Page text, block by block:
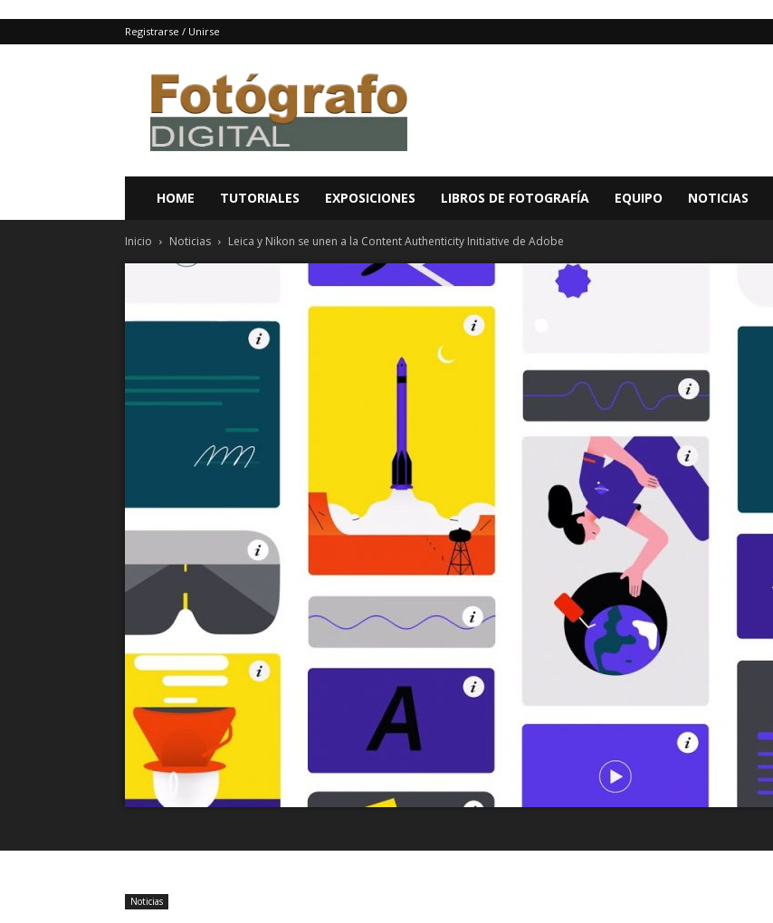
Registrarse / Unirse
Fotografo
digital
y
tutoriales
Photoshop
HOME TUTORIALES EXPOSICIONES LIBROS DE FOTOGRAFÍA EQUIPO NOTICIAS
Inicio Noticias Leica y Nikon se unen a la Content Authenticity Initiative de Adobe
Noticias